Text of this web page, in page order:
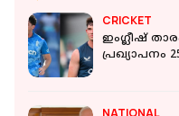
CRICKET
ഇംഗ്ലീഷ്
പ്രഖ്യാപനം
NATIONAL